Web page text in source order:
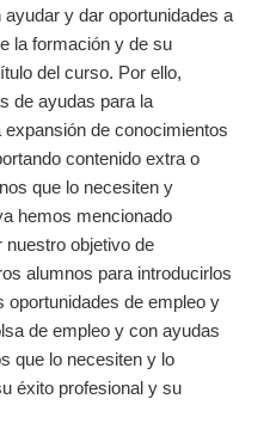
y dar oportunidades a
la formación y de su
del curso. Por ello,
de ayudas para la
de conocimientos
contenido extra o
que lo necesiten y
hemos mencionado
nuestro objetivo de
alumnos para introducirlos
oportunidades de empleo y
de empleo y con ayudas
que lo necesiten y lo
éxito profesional y su